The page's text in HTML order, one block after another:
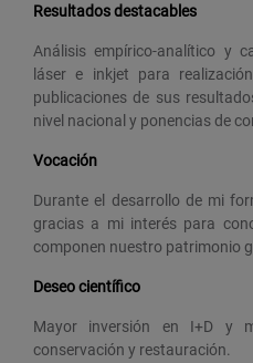
Resultados destacables
Análisis empírico-analítico y
láser e inkjet para
publicaciones de sus
nivel nacional y ponencias de
Vocación
Durante el desarrollo de mi
gracias a mi interés para
componen nuestro patrimonio
Deseo científico
Mayor inversión en I+D y
conservación y restauración.